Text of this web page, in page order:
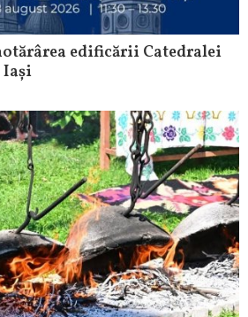
edificării Catedralei